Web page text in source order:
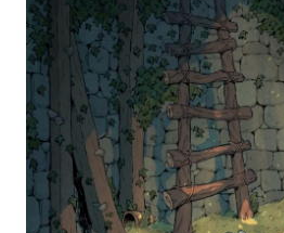
常用标签: 4K壁纸 Bizhi Gallery 拾光壁纸